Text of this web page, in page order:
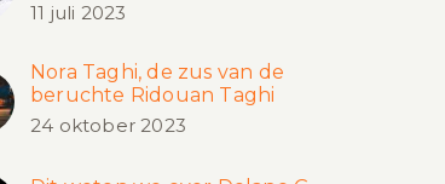
11 juli 2023
Nora Taghi, de zus van de
beruchte Ridouan Taghi
24 oktober 2023